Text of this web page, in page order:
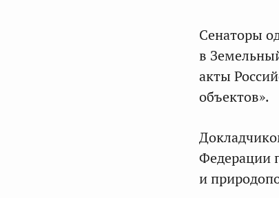
Сенаторы
в
акты
объектов».
Федерации
и